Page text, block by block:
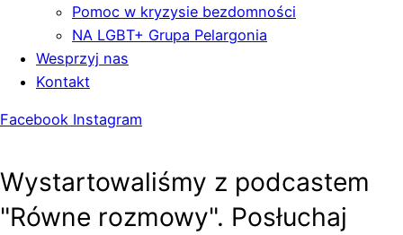
Pomoc w kryzysie bezdomności
NA LGBT+ Grupa Pelargonia
Wesprzyj nas
Kontakt
Facebook Instagram
Wystartowaliśmy z podcastem
"Równe rozmowy". Posłuchaj